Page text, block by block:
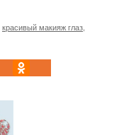
красивый макияж глаз,